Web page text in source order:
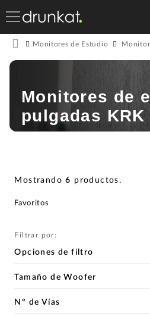
Monitores de Estudio
Monitores de
pulgadas KRK
Mostrando6 productos.
Filtrar por:
Opciones de filtro
Tamaño de Woofer
Nº de Vías